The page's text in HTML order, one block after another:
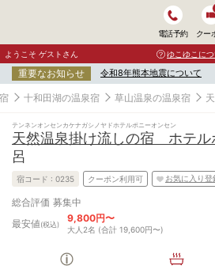
電話予約 クー
ようこそ ゲストさん ゆこゆこに
重要なお知らせ 令和8年熊本地震について
十和田湖の温泉宿 草山温泉の温泉宿
テンネンオンセンカケナガシノヤドホテルポニーオンセン
天然温泉掛け流しの宿 ホテル
呂
宿コード : 0235 クーポン利用可 お気に入り登
総合評価 募集中
最安値(税込)
9,800円〜
大人2名 (合計 19,600円〜)